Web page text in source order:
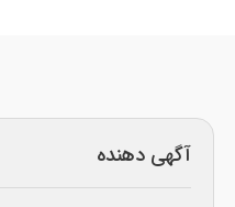
آگهی دهنده